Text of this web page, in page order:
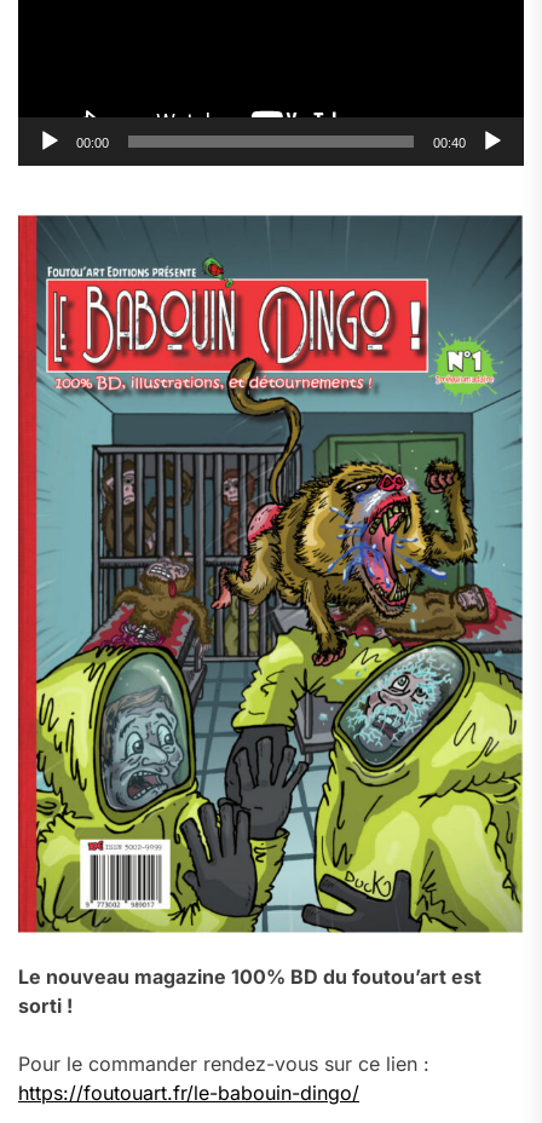
00:00 00:40
Le nouveau magazine 100% BD du foutou’art est
sorti !
Pour le commander rendez-vous sur ce lien :
https://foutouart.fr/le-babouin-dingo/